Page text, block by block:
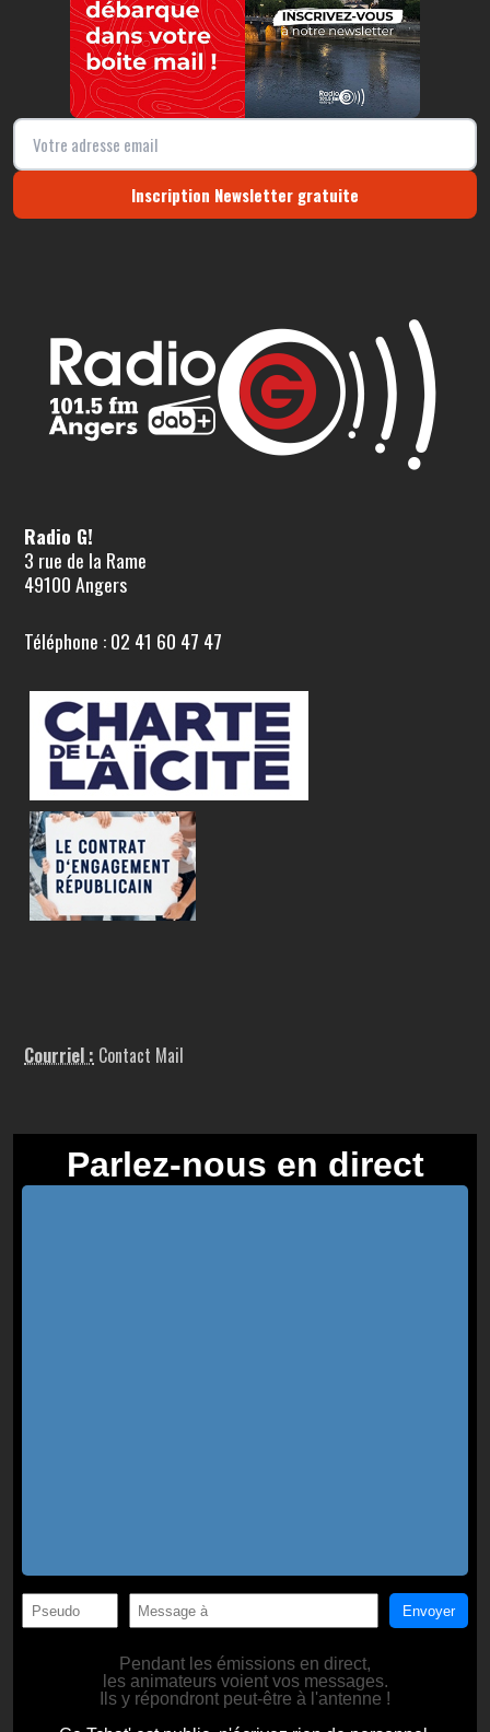
Inscription Newsletter gratuite
Radio G!
3 rue de la Rame
49100 Angers
Téléphone : 02 41 60 47 47
Courriel : Contact Mail